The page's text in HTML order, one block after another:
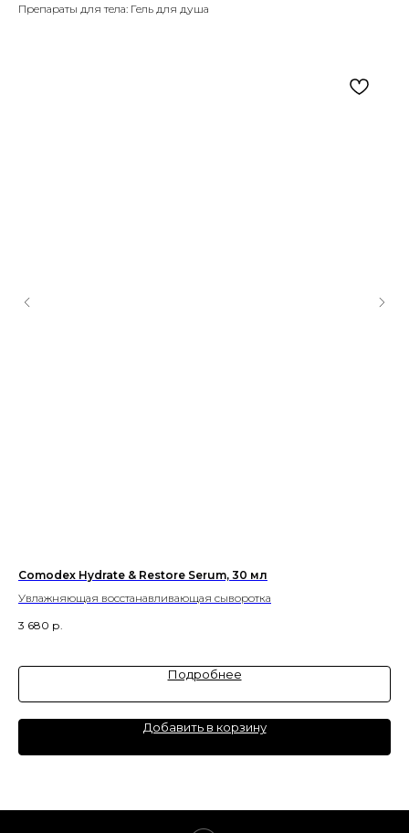
Препараты для тела: Гель для душа
Comodex Hydrate & Restore Serum, 30 мл
Увлажняющая восстанавливающая сыворотка
3 680 р.
Подробнее
Добавить в корзину